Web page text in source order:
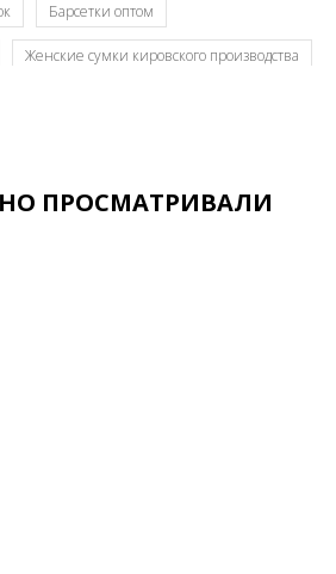
Барсетки оптом
Женские сумки кировского производства
производства
ПРОСМАТРИВАЛИ